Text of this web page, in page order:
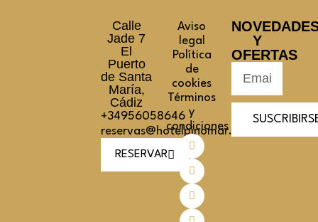
Calle
Jade 7
El
Puerto
de Santa
María,
Cádiz
+34956058646
reservas@hotelpinomar.com
RESERVAR
Aviso
legal
Política
de
cookies
Términos
y
condiciones
Y
OFERTAS